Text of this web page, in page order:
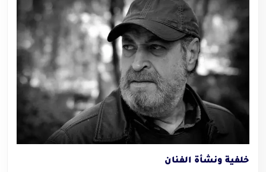
خلفية ونشأة الفنان